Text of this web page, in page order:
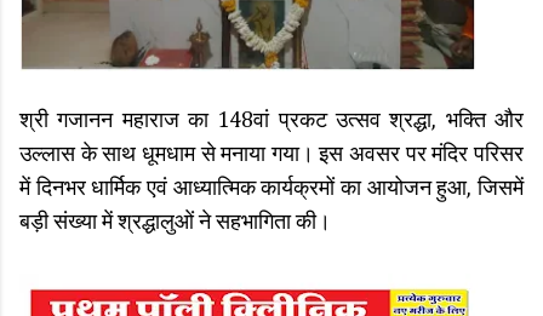
श्री गजानन महाराज का 148वां प्रकट उत्सव श्रद्धा, भक्ति और
उल्लास के साथ धूमधाम से मनाया गया। इस अवसर पर मंदिर परिसर
में दिनभर धार्मिक एवं आध्यात्मिक कार्यक्रमों का आयोजन हुआ, जिसमें
बड़ी संख्या में श्रद्धालुओं ने सहभागिता की।